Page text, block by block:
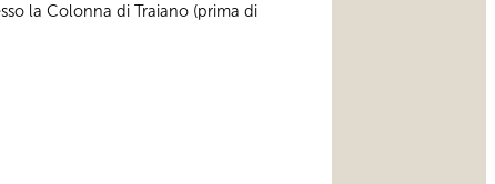
la Colonna di Traiano (prima di